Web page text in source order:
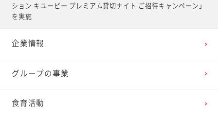
ション キユーピー プレミアム貸切ナイト ご招待キャンペーン」
を実施
企業情報
グループの事業
食育活動